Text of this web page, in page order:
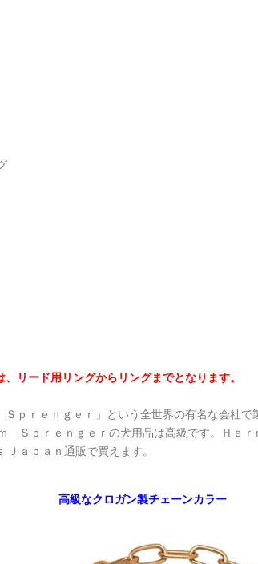
リード用リングからリングまでとなります。
ｐｒｅｎｇｅｒ」という全世界の有名な会社で
Ｓｐｒｅｎｇｅｒの犬用品は高級です。Ｈｅ
ａｐａｎ通販で買えます。
高級なクロガン製チェーンカラー